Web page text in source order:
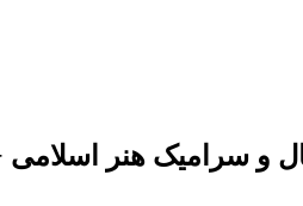
هنر اسلامی + 113عنوان